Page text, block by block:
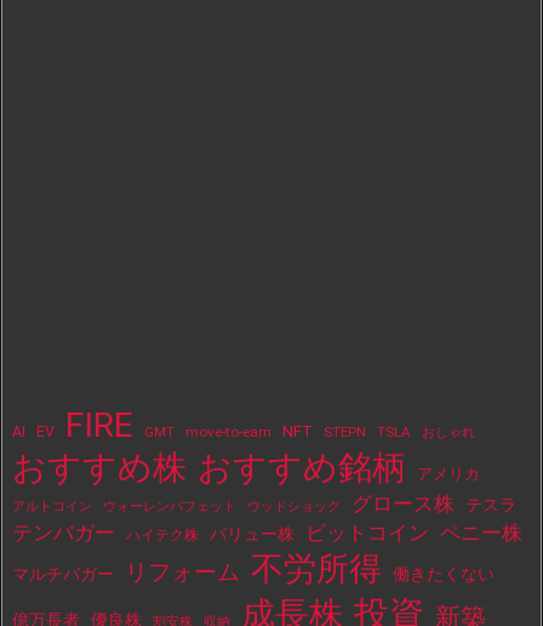
AI EV FIRE GMT move-to-earn NFT STEPN TSLA おしゃれ
おすすめ株 おすすめ銘柄 アメリカ
アルトコイン ウォーレンバフェット ウッドショック グロース株 テスラ
テンバガー ハイテク株 バリュー株 ビットコイン ペニー株
マルチバガー リフォーム 不労所得 働きたくない
億万長者 優良株 割安株 収納 成長株 投資 新築